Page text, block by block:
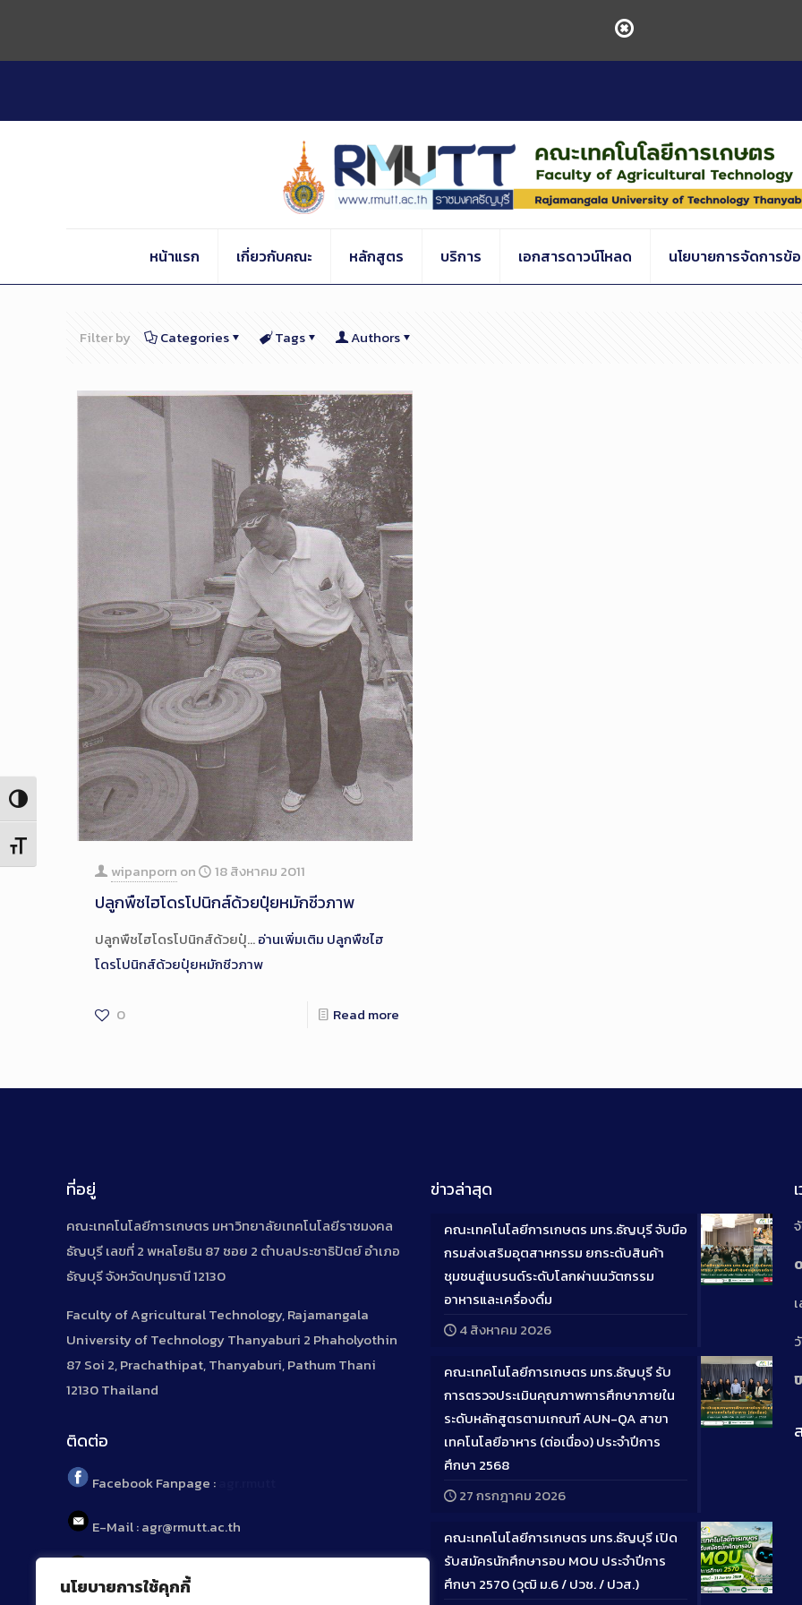
นโยบายการใช้คุกกี้
Content
Toggle High Contrast
Toggle Font size
หน้าแรก เกี่ยวกับคณะ หลักสูตร บริการ เอกสารดาวน์โหลด นโยบายการจัดการข้
Filter by Categories Tags Authors
wipanporn on 18 สิงหาคม 2011
ปลูกพืชไฮโดรโปนิกส์ด้วยปุ๋ยหมักชีวภาพ
ปลูกพืชไฮโดรโปนิกส์ด้วยปุ๋…อ่านเพิ่มเติม ปลูกพืชไฮ
โดรโปนิกส์ด้วยปุ๋ยหมักชีวภาพ
0 Read more
ที่อยู่
คณะเทคโนโลยีการเกษตร มหาวิทยาลัยเทคโนโลยีราชมงคล
ธัญบุรี เลขที่ 2 พหลโยธิน 87 ซอย 2 ตำบลประชาธิปัตย์ อำเภอ
ธัญบุรี จังหวัดปทุมธานี 12130
Faculty of Agricultural Technology, Rajamangala
University of Technology Thanyaburi 2 Phaholyothin
87 Soi 2, Prachathipat, Thanyaburi, Pathum Thani
12130 Thailand
ติดต่อ
Facebook Fanpage :
E-Mail : agr@rmutt.ac.th
Tel : 02 592 1955
ข่าวล่าสุด
Long
คณะเทคโนโลยีการเกษตร มทร.ธัญบุรี จับมือ
กรมส่งเสริมอุตสาหกรรม ยกระดับสินค้า
ชุมชนสู่แบรนด์ระดับโลกผ่านนวัตกรรม
อาหารและเครื่องดื่ม
4 สิงหาคม 2026
Long
คณะเทคโนโลยีการเกษตร มทร.ธัญบุรี รับ
การตรวจประเมินคุณภาพการศึกษาภายใน
ระดับหลักสูตรตามเกณฑ์ AUN-QA สาขา
เทคโนโลยีอาหาร (ต่อเนื่อง) ประจำปีการ
ศึกษา 2568
27 กรกฎาคม 2026
Long
คณะเทคโนโลยีการเกษตร มทร.ธัญบุรี เปิด
รับสมัครนักศึกษารอบ MOU ประจำปีการ
ศึกษา 2570 (วุฒิ ม.6 / ปวช. / ปวส.)